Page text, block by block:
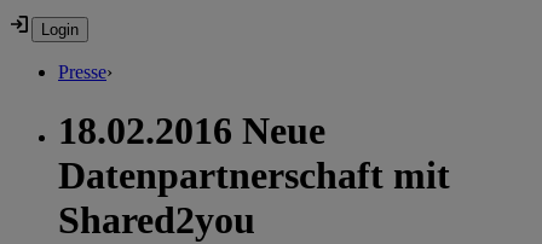
Presse›
18.02.2016 Neue
Datenpartnerschaft mit
Shared2you